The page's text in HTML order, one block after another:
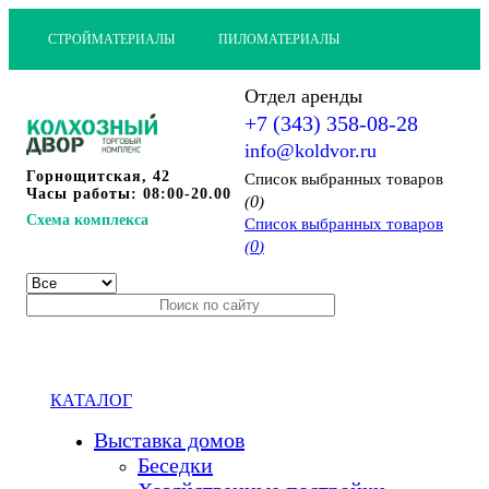
СТРОЙМАТЕРИАЛЫ ПИЛОМАТЕРИАЛЫ
Горнощитская, 42
Часы работы: 08:00-20.00
Схема комплекса
Отдел аренды
+7 (343) 358-08-28
info@koldvor.ru
Cписок выбранных товаров
(0)
Cписок выбранных товаров
(0)
КАТАЛОГ
Выставка домов
Беседки